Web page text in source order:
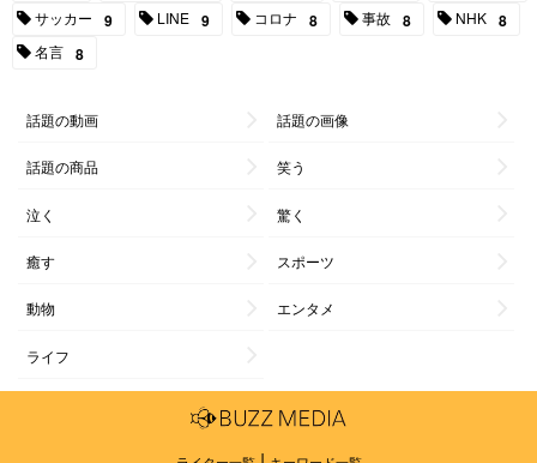
サッカー 9 LINE 9 コロナ 8 事故 8 NHK 8
名言 8
話題の動画 話題の画像
話題の商品 笑う
泣く 驚く
癒す スポーツ
動物 エンタメ
ライフ